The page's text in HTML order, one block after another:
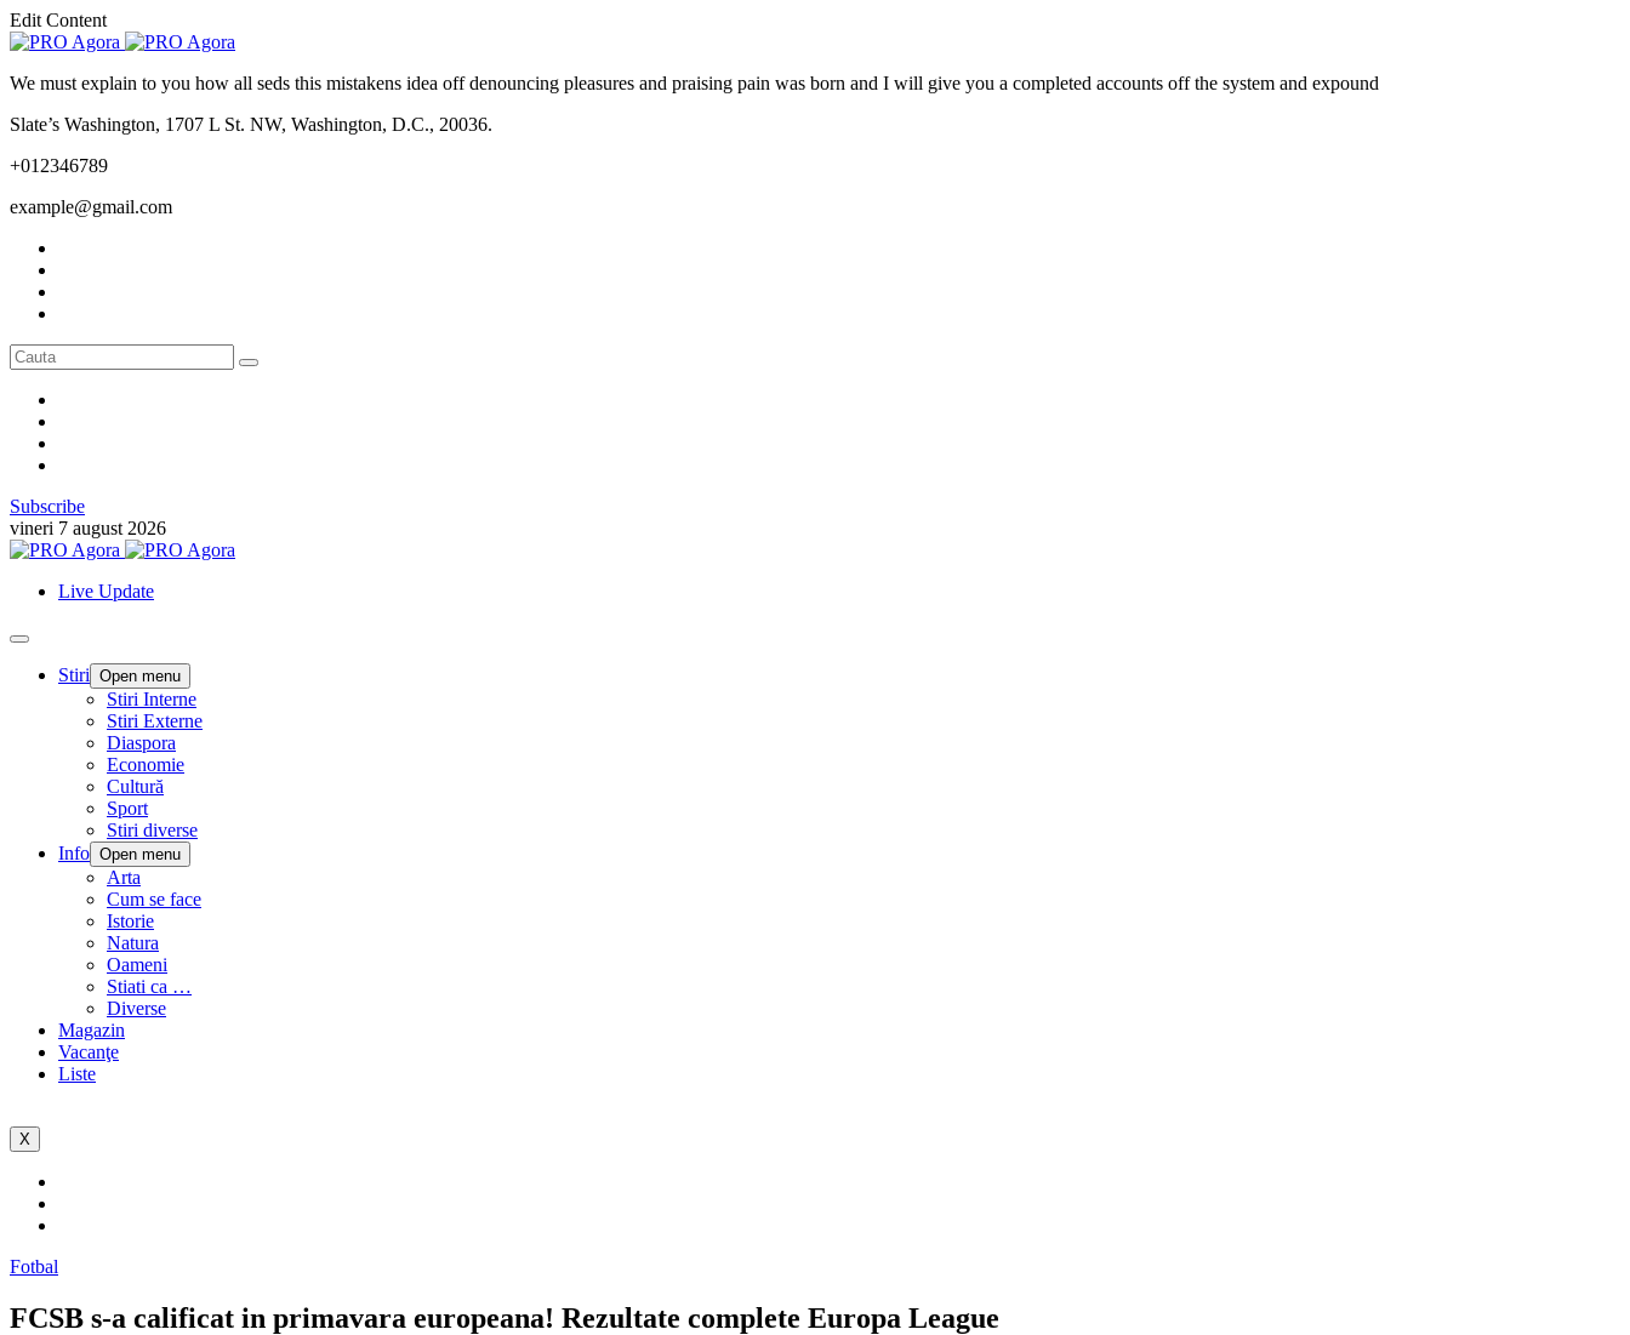
Edit Content
We must explain to you how all seds this mistakens idea off denouncing pleasures and praising pain was born and I will give you a completed accounts off the system and expound
Slate’s Washington, 1707 L St. NW, Washington, D.C., 20036.
+012346789
example@gmail.com
Subscribe
vineri 7 august 2026
Live Update
Stiri Open menu
Stiri Interne
Stiri Externe
Diaspora
Economie
Cultură
Sport
Stiri diverse
Info Open menu
Arta
Cum se face
Istorie
Natura
Oameni
Stiati ca …
Diverse
Magazin
Vacanţe
Liste
X
Fotbal
FCSB s-a calificat in primavara europeana! Rezultate complete Europa League